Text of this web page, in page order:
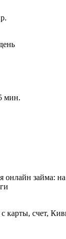
мин.
онлайн займа:
карты, счет,